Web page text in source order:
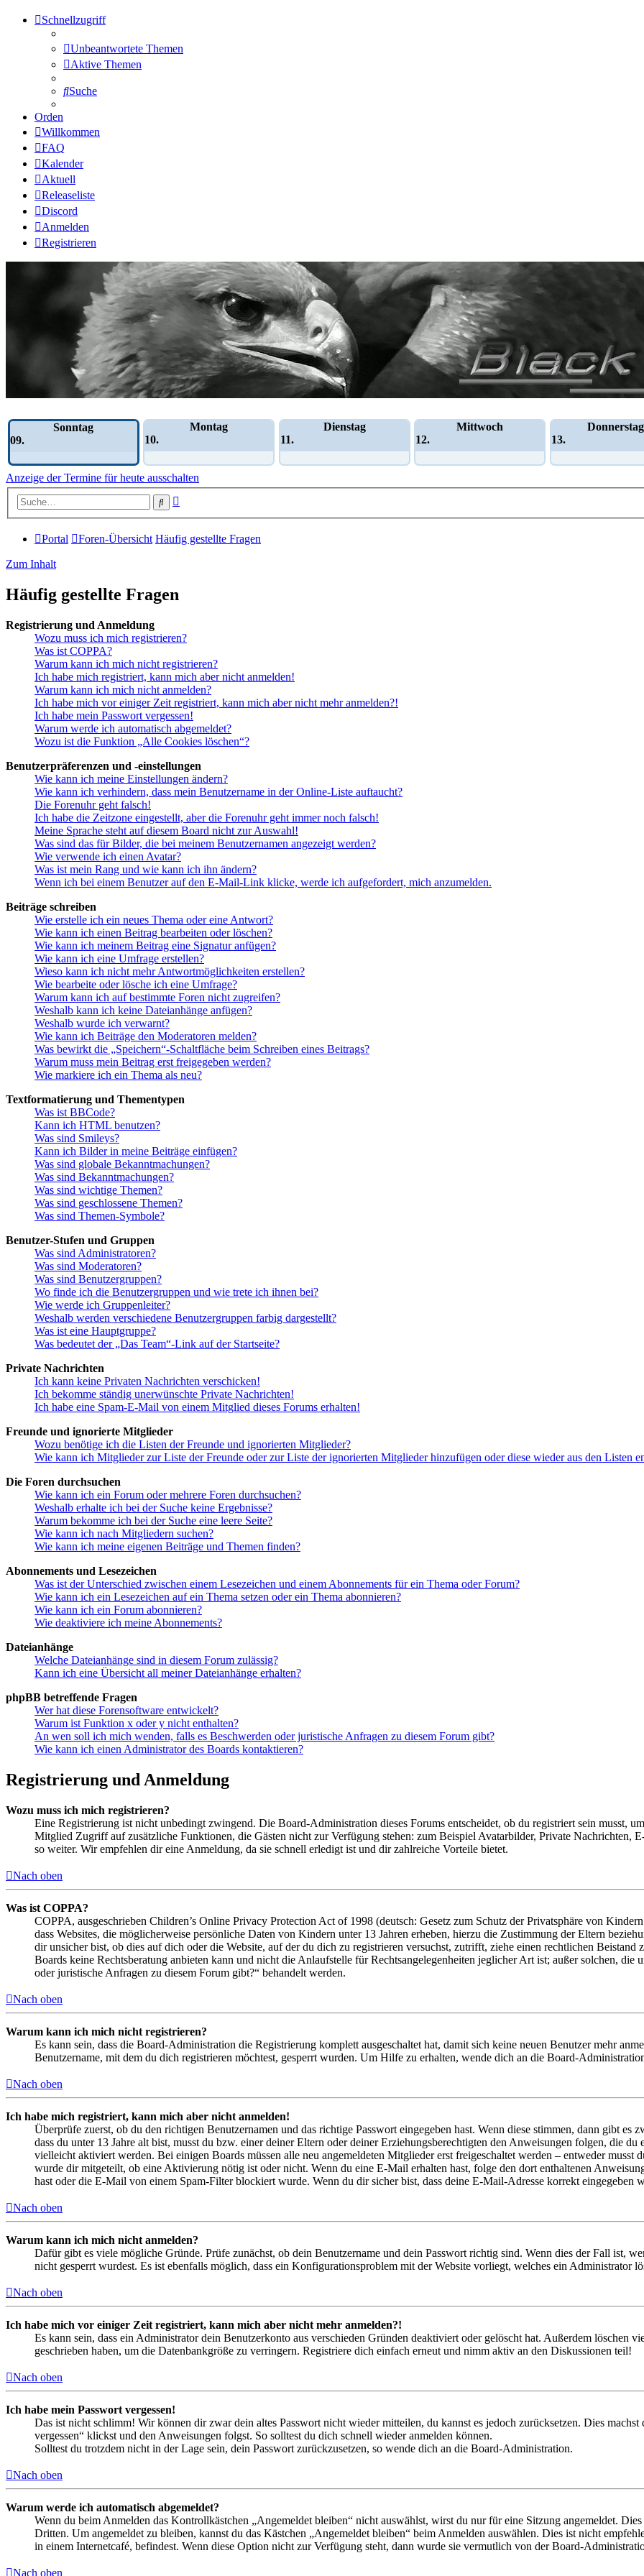
Schnellzugriff
Unbeantwortete Themen
Aktive Themen
Suche
Orden
Willkommen
FAQ
Kalender
Aktuell
Releaseliste
Discord
Anmelden
Registrieren
Sonntag
09.
Montag
10.
Dienstag
11.
Mittwoch
12.
Donnerstag
13.
Anzeige der Termine für heute ausschalten
Suche
Portal Foren-Übersicht Häufig gestellte Fragen
Zum Inhalt
Häufig gestellte Fragen
Registrierung und Anmeldung
Wozu muss ich mich registrieren?
Was ist COPPA?
Warum kann ich mich nicht registrieren?
Ich habe mich registriert, kann mich aber nicht anmelden!
Warum kann ich mich nicht anmelden?
Ich habe mich vor einiger Zeit registriert, kann mich aber nicht mehr anmelden?!
Ich habe mein Passwort vergessen!
Warum werde ich automatisch abgemeldet?
Wozu ist die Funktion „Alle Cookies löschen“?
Benutzerpräferenzen und -einstellungen
Wie kann ich meine Einstellungen ändern?
Wie kann ich verhindern, dass mein Benutzername in der Online-Liste auftaucht?
Die Forenuhr geht falsch!
Ich habe die Zeitzone eingestellt, aber die Forenuhr geht immer noch falsch!
Meine Sprache steht auf diesem Board nicht zur Auswahl!
Was sind das für Bilder, die bei meinem Benutzernamen angezeigt werden?
Wie verwende ich einen Avatar?
Was ist mein Rang und wie kann ich ihn ändern?
Wenn ich bei einem Benutzer auf den E-Mail-Link klicke, werde ich aufgefordert, mich anzumelden.
Beiträge schreiben
Wie erstelle ich ein neues Thema oder eine Antwort?
Wie kann ich einen Beitrag bearbeiten oder löschen?
Wie kann ich meinem Beitrag eine Signatur anfügen?
Wie kann ich eine Umfrage erstellen?
Wieso kann ich nicht mehr Antwortmöglichkeiten erstellen?
Wie bearbeite oder lösche ich eine Umfrage?
Warum kann ich auf bestimmte Foren nicht zugreifen?
Weshalb kann ich keine Dateianhänge anfügen?
Weshalb wurde ich verwarnt?
Wie kann ich Beiträge den Moderatoren melden?
Was bewirkt die „Speichern“-Schaltfläche beim Schreiben eines Beitrags?
Warum muss mein Beitrag erst freigegeben werden?
Wie markiere ich ein Thema als neu?
Textformatierung und Thementypen
Was ist BBCode?
Kann ich HTML benutzen?
Was sind Smileys?
Kann ich Bilder in meine Beiträge einfügen?
Was sind globale Bekanntmachungen?
Was sind Bekanntmachungen?
Was sind wichtige Themen?
Was sind geschlossene Themen?
Was sind Themen-Symbole?
Benutzer-Stufen und Gruppen
Was sind Administratoren?
Was sind Moderatoren?
Was sind Benutzergruppen?
Wo finde ich die Benutzergruppen und wie trete ich ihnen bei?
Wie werde ich Gruppenleiter?
Weshalb werden verschiedene Benutzergruppen farbig dargestellt?
Was ist eine Hauptgruppe?
Was bedeutet der „Das Team“-Link auf der Startseite?
Private Nachrichten
Ich kann keine Privaten Nachrichten verschicken!
Ich bekomme ständig unerwünschte Private Nachrichten!
Ich habe eine Spam-E-Mail von einem Mitglied dieses Forums erhalten!
Freunde und ignorierte Mitglieder
Wozu benötige ich die Listen der Freunde und ignorierten Mitglieder?
Wie kann ich Mitglieder zur Liste der Freunde oder zur Liste der ignorierten Mitglieder hinzufügen oder diese wieder aus den Listen
Die Foren durchsuchen
Wie kann ich ein Forum oder mehrere Foren durchsuchen?
Weshalb erhalte ich bei der Suche keine Ergebnisse?
Warum bekomme ich bei der Suche eine leere Seite?
Wie kann ich nach Mitgliedern suchen?
Wie kann ich meine eigenen Beiträge und Themen finden?
Abonnements und Lesezeichen
Was ist der Unterschied zwischen einem Lesezeichen und einem Abonnements für ein Thema oder Forum?
Wie kann ich ein Lesezeichen auf ein Thema setzen oder ein Thema abonnieren?
Wie kann ich ein Forum abonnieren?
Wie deaktiviere ich meine Abonnements?
Dateianhänge
Welche Dateianhänge sind in diesem Forum zulässig?
Kann ich eine Übersicht all meiner Dateianhänge erhalten?
phpBB betreffende Fragen
Wer hat diese Forensoftware entwickelt?
Warum ist Funktion x oder y nicht enthalten?
An wen soll ich mich wenden, falls es Beschwerden oder juristische Anfragen zu diesem Forum gibt?
Wie kann ich einen Administrator des Boards kontaktieren?
Registrierung und Anmeldung
Wozu muss ich mich registrieren?
Eine Registrierung ist nicht unbedingt zwingend. Die Board-Administration dieses Forums entscheidet, ob du registriert sein musst,
Mitglied Zugriff auf zusätzliche Funktionen, die Gästen nicht zur Verfügung stehen: zum Beispiel Avatarbilder, Private Nachrichten,
so weiter. Wir empfehlen dir eine Anmeldung, da sie schnell erledigt ist und dir zahlreiche Vorteile bietet.
Nach oben
Was ist COPPA?
COPPA, ausgeschrieben Children’s Online Privacy Protection Act of 1998 (deutsch: Gesetz zum Schutz der Privatsphäre von
dass Websites, die möglicherweise persönliche Daten von Kindern unter 13 Jahren erheben, hierzu die Zustimmung der Eltern
dir unsicher bist, ob dies auf dich oder die Website, auf der du dich zu registrieren versuchst, zutrifft, ziehe einen rechtlichen
Boards keine Rechtsberatung anbieten kann und nicht die Anlaufstelle für Rechtsangelegenheiten jeglicher Art ist; außer solchen,
oder juristische Anfragen zu diesem Forum gibt?“ behandelt werden.
Nach oben
Warum kann ich mich nicht registrieren?
Es kann sein, dass die Board-Administration die Registrierung komplett ausgeschaltet hat, damit sich keine neuen Benutzer mehr
Benutzername, mit dem du dich registrieren möchtest, gesperrt wurden. Um Hilfe zu erhalten, wende dich an die Board-
Nach oben
Ich habe mich registriert, kann mich aber nicht anmelden!
Überprüfe zuerst, ob du den richtigen Benutzernamen und das richtige Passwort eingegeben hast. Wenn diese stimmen, dann gibt es
dass du unter 13 Jahre alt bist, musst du bzw. einer deiner Eltern oder deiner Erziehungsberechtigten den Anweisungen folgen, die
vielleicht aktiviert werden. Bei einigen Boards müssen alle neu angemeldeten Mitglieder erst freigeschaltet werden – entweder musst
wurde dir mitgeteilt, ob eine Aktivierung nötig ist oder nicht. Wenn du eine E-Mail erhalten hast, folge den dort enthaltenen
hast oder die E-Mail von einem Spam-Filter blockiert wurde. Wenn du dir sicher bist, dass deine E-Mail-Adresse korrekt eingegeben
Nach oben
Warum kann ich mich nicht anmelden?
Dafür gibt es viele mögliche Gründe. Prüfe zunächst, ob dein Benutzername und dein Passwort richtig sind. Wenn dies der Fall ist,
nicht gesperrt wurdest. Es ist ebenfalls möglich, dass ein Konfigurationsproblem mit der Website vorliegt, welches ein Administrator
Nach oben
Ich habe mich vor einiger Zeit registriert, kann mich aber nicht mehr anmelden?!
Es kann sein, dass ein Administrator dein Benutzerkonto aus verschieden Gründen deaktiviert oder gelöscht hat. Außerdem löschen
geschrieben haben, um die Datenbankgröße zu verringern. Registriere dich einfach erneut und nimm aktiv an den Diskussionen teil!
Nach oben
Ich habe mein Passwort vergessen!
Das ist nicht schlimm! Wir können dir zwar dein altes Passwort nicht wieder mitteilen, du kannst es jedoch zurücksetzen. Dies
vergessen“ klickst und den Anweisungen folgst. So solltest du dich schnell wieder anmelden können.
Solltest du trotzdem nicht in der Lage sein, dein Passwort zurückzusetzen, so wende dich an die Board-Administration.
Nach oben
Warum werde ich automatisch abgemeldet?
Wenn du beim Anmelden das Kontrollkästchen „Angemeldet bleiben“ nicht auswählst, wirst du nur für eine Sitzung angemeldet.
Dritten. Um angemeldet zu bleiben, kannst du das Kästchen „Angemeldet bleiben“ beim Anmelden auswählen. Dies ist nicht
in einem Internetcafé, befindest. Wenn diese Option nicht zur Verfügung steht, dann wurde sie vermutlich von der Board-
Nach oben